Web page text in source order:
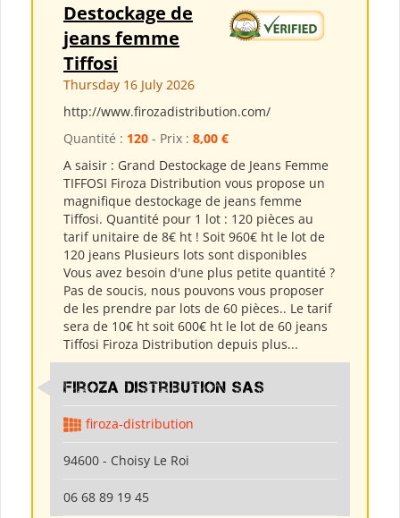
Destockage de
jeans femme
Tiffosi
Thursday 16 July 2026
http://www.firozadistribution.com/
Quantité : 120 - Prix : 8,00 €
A saisir : Grand Destockage de Jeans Femme
TIFFOSI Firoza Distribution vous propose un
magnifique destockage de jeans femme
Tiffosi. Quantité pour 1 lot : 120 pièces au
tarif unitaire de 8€ ht ! Soit 960€ ht le lot de
120 jeans Plusieurs lots sont disponibles
Vous avez besoin d'une plus petite quantité ?
Pas de soucis, nous pouvons vous proposer
de les prendre par lots de 60 pièces.. Le tarif
sera de 10€ ht soit 600€ ht le lot de 60 jeans
Tiffosi Firoza Distribution depuis plus...
Firoza Distribution SAS
firoza-distribution
94600 - Choisy Le Roi
06 68 89 19 45